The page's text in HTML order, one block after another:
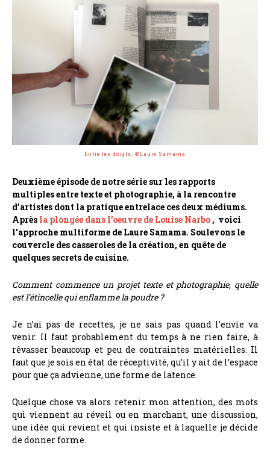
Entre les doigts, ©Laure Samama
Deuxième épisode de notre série sur les rapports
multiples entre texte et photographie, à la rencontre
d’artistes dont la pratique entrelace ces deux médiums.
Après la plongée dans l’oeuvre de Louise Narbo , voici
l’approche multiforme de Laure Samama. Soulevons le
couvercle des casseroles de la création, en quête de
quelques secrets de cuisine.
Comment commence un projet texte et photographie, quelle
est l’étincelle qui enflamme la poudre ?
Je n’ai pas de recettes, je ne sais pas quand l’envie va
venir. Il faut probablement du temps à ne rien faire, à
rêvasser beaucoup et peu de contraintes matérielles. Il
faut que je sois en état de réceptivité, qu’il y ait de l’espace
pour que ça advienne, une forme de latence.
Quelque chose va alors retenir mon attention, des mots
qui viennent au réveil ou en marchant, une discussion,
une idée qui revient et qui insiste et à laquelle je décide
de donner forme.